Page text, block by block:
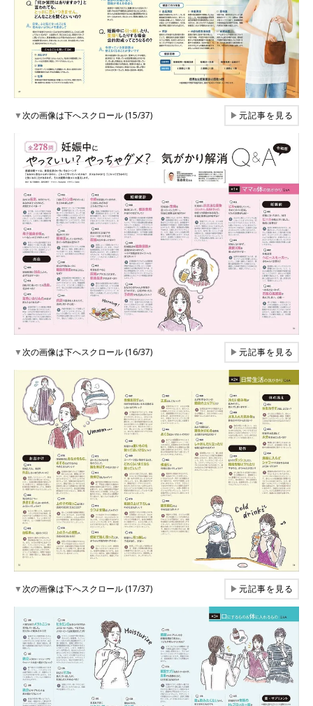
▼次の画像は下へスクロール (15/37) ▶元記事を見る
▼次の画像は下へスクロール (16/37) ▶元記事を見る
▼次の画像は下へスクロール (17/37) ▶元記事を見る